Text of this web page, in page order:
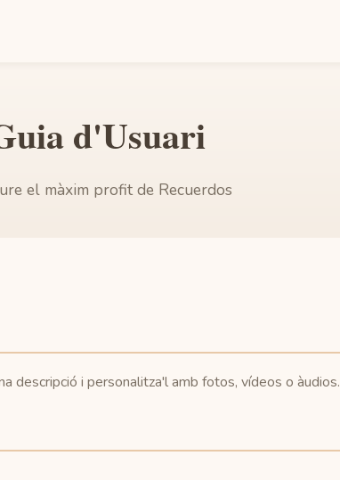
d'Usuari
el màxim profit de Recuerdos
descripció i personalitza'l amb fotos, vídeos o àudios.